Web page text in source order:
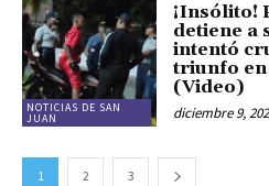
NOTICIAS DE SAN
JUAN
¡Insólito!
detiene a
intentó
triunfo en
(Video)
diciembre 9,
1 2 3